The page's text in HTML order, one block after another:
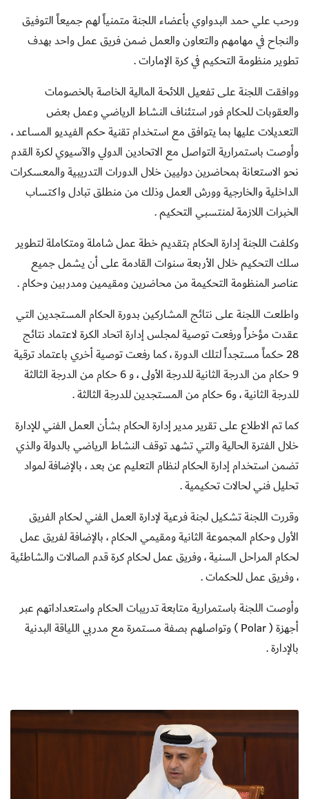
ورحب علي حمد البدواوي بأعضاء اللجنة متمنياً لهم جميعاًالتوفيق
والنجاح في مهامهم والتعاون والعمل ضمن فريق عمل واحد بهدف
تطوير منظومة التحكيم في كرة الإمارات .
ووافقت اللجنة على تفعيل اللائحة المالية الخاصة بالخصومات
والعقوبات للحكام فور استئناف النشاط الرياضي وعمل بعض
التعديلات عليها بما يتوافق مع استخدام تقنية حكم الفيديو المساعد ،
وأوصت باستمرارية التواصل مع الاتحادين الدولي والآسيوي لكرة القدم
نحو الاستعانة بمحاضرين دوليين خلال الدورات التدريبية والمعسكرات
الداخلية والخارجية وورش العمل وذلك من منطلق تبادل واكتساب
الخبرات اللازمة لمنتسبي التحكيم .
وكلفت اللجنة إدارة الحكام بتقديم خطة عمل شاملة ومتكاملة لتطوير
سلك التحكيم خلال الأربعة سنوات القادمة على أن يشمل جميع
عناصر المنظومة التحكيمة من محاضرين ومقيمين ومدربين وحكام .
واطلعت اللجنة على نتائج المشاركين بدورة الحكام المستجدين التي
عقدت مؤخراً ورفعت توصية لمجلس إدارة اتحاد الكرة لاعتماد نتائج
28 حكماً مستجداً لتلك الدورة ، كما رفعت توصية أخري باعتماد ترقية
9 حكام من الدرجة الثانية للدرجة الأولى ، و 6 حكام من الدرجة الثالثة
للدرجة الثانية ، و6 حكام من المستجدين للدرجة الثالثة .
كما تم الاطلاع على تقرير مدير إدارة الحكام بشأن العمل الفني للإدارة
خلال الفترة الحالية والتي تشهد توقف النشاط الرياضي بالدولة والذي
تضمن استخدام إدارة الحكام لنظام التعليم عن بعد ، بالإضافة لمواد
تحليل فني لحالات تحكيمية .
وقررت اللجنة تشكيل لجنة فرعية لإدارة العمل الفني لحكام الفريق
الأول وحكام المجموعة الثانية ومقيمي الحكام ، بالإضافة لفريق عمل
لحكام المراحل السنية ، وفريق عمل لحكام كرة قدم الصالات والشاطئية
، وفريق عمل للحكمات .
وأوصت اللجنة باستمرارية متابعة تدريبات الحكام واستعداداتهم عبر
أجهزة (Polar) وتواصلهم بصفة مستمرة مع مدربي اللياقة البدنية
بالإدارة .